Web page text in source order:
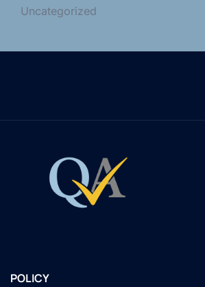
Uncategorized
POLICY